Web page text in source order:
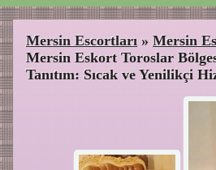
Mersin Escortları » Mersin
Mersin Eskort Toroslar
Tanıtım: Sıcak ve Yenilikçi